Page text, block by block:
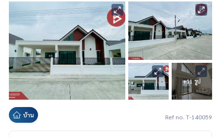
+11 รูป
บ้าน Ref no. T-140059